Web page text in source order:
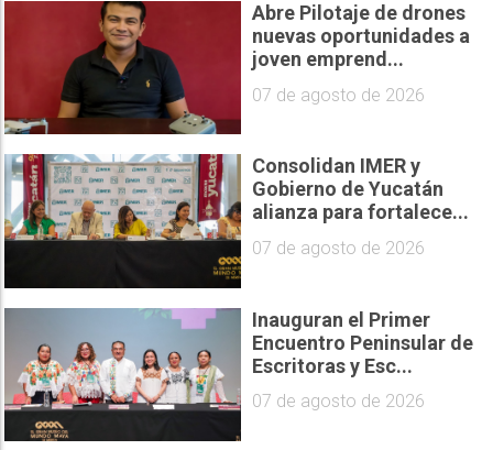
Abre Pilotaje de drones
nuevas oportunidades a
joven emprend...
07 de agosto de 2026
Consolidan IMER y
Gobierno de Yucatán
alianza para fortalece...
07 de agosto de 2026
Inauguran el Primer
Encuentro Peninsular de
Escritoras y Esc...
07 de agosto de 2026